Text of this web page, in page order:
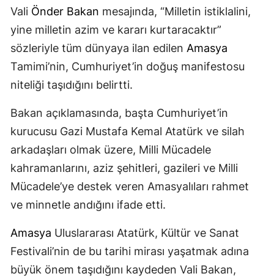
Vali Önder Bakan mesajında, “Milletin istiklalini,
yine milletin azim ve kararı kurtaracaktır”
sözleriyle tüm dünyaya ilan edilen Amasya
Tamimi’nin, Cumhuriyet’in doğuş manifestosu
niteliği taşıdığını belirtti.
Bakan açıklamasında, başta Cumhuriyet’in
kurucusu Gazi Mustafa Kemal Atatürk ve silah
arkadaşları olmak üzere, Milli Mücadele
kahramanlarını, aziz şehitleri, gazileri ve Milli
Mücadele’ye destek veren Amasyalıları rahmet
ve minnetle andığını ifade etti.
Amasya Uluslararası Atatürk, Kültür ve Sanat
Festivali’nin de bu tarihi mirası yaşatmak adına
büyük önem taşıdığını kaydeden Vali Bakan,